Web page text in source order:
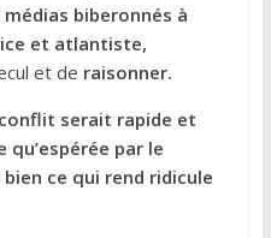
biberonnés à
et atlantiste,
et de raisonner.
serait rapide et
par le
bien ce qui rend ridicule